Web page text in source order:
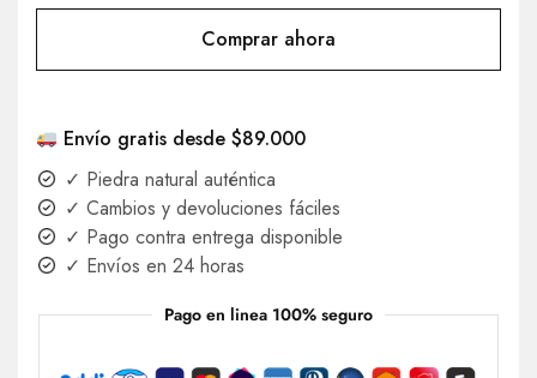
Comprar ahora
Envío gratis desde $89.000
✓ Piedra natural auténtica
✓ Cambios y devoluciones fáciles
✓ Pago contra entrega disponible
✓ Envíos en 24 horas
Pago en linea 100% seguro